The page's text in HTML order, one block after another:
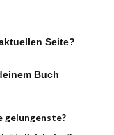
Seite?
Buch
gelungenste?